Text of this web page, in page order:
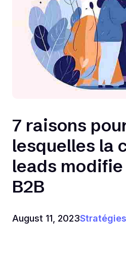
7 raisons
lesquelles la
leads
B2B
August 11, 2023